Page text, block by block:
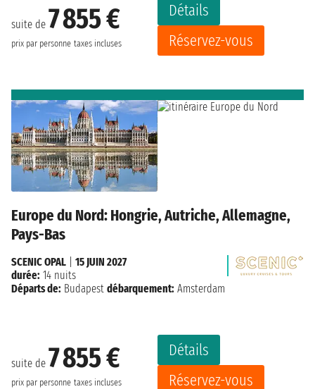
suite de 7 855 €
prix par personne taxes incluses
Détails
Réservez-vous
Europe du Nord: Hongrie, Autriche, Allemagne,
Pays-Bas
suite de 7 855 €
prix par personne taxes incluses
Détails
Réservez-vous
SCENIC OPAL
15 JUIN 2027
durée: 14 nuits
Départs de: Budapest débarquement: Amsterdam